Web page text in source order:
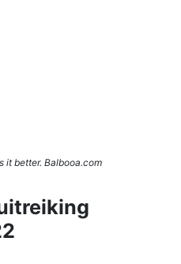
it better. Balbooa.com